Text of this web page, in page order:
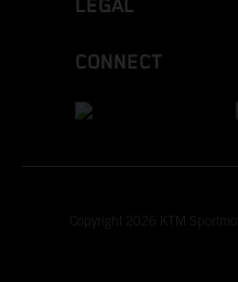
LEGAL
CONNECT
Copyright 2026 KTM